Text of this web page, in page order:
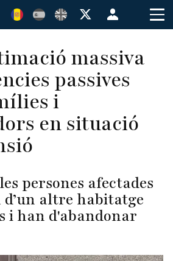
Menú
de
cuenta
de
usuario
massiva
passives
i
en situació
persones afectades
d’un altre habitatge
i han d'abandonar